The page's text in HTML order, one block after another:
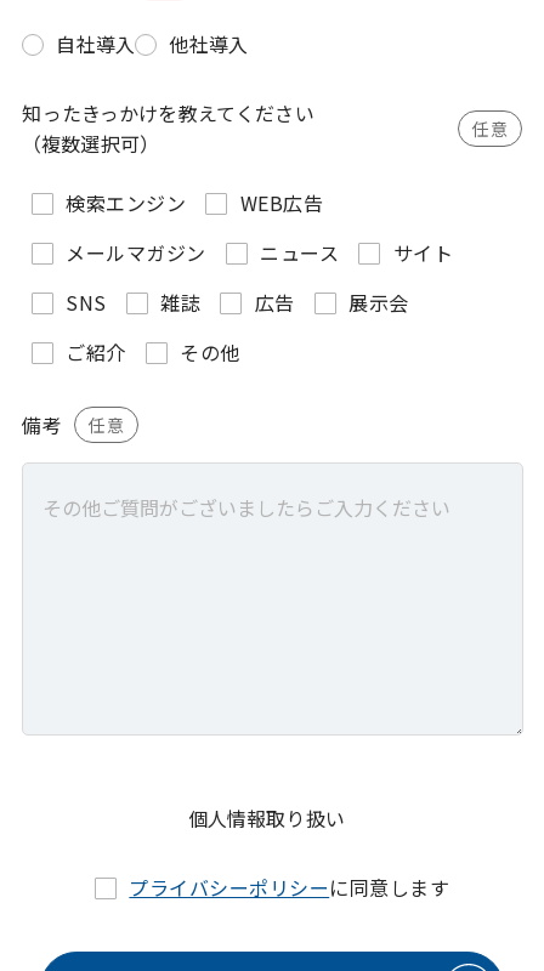
自社導入 他社導入
知ったきっかけを教えてください
（複数選択可）
任意
検索エンジン
WEB広告
メールマガジン
ニュース
サイト
SNS
雑誌 広告
展示会
ご紹介
その他
備考 任意
個人情報取り扱い
プライバシーポリシーに同意します